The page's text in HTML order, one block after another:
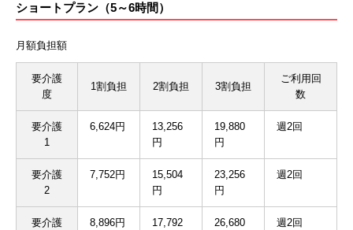
ショートプラン（5～6時間）
月額負担額
要介護
度
1割負担 2割負担 3割負担
ご利用回
数
要介護
1
6,624円
13,256
円
19,880
円
週2回
要介護
2
7,752円
15,504
円
23,256
円
週2回
要介護
8,896円
17,792
26,680
週2回